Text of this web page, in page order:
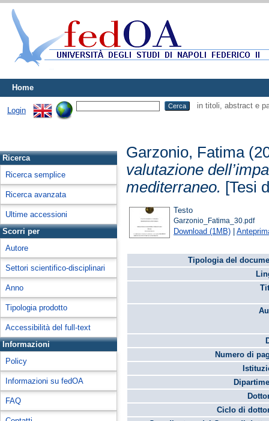
Home
Login
in titoli, abstract e
Ricerca
Ricerca semplice
Ricerca avanzata
Ultime accessioni
Scorri per
Autore
Settori scientifico-disciplinari
Anno
Tipologia prodotto
Accessibilità del full-text
Informazioni
Policy
Informazioni su fedOA
FAQ
Garzonio, Fatima
valutazione
mediterraneo. [Tesi
Testo
Garzonio_Fatima_30.pdf
Download (1MB) |
Tipologia del
Numero di
Ciclo di